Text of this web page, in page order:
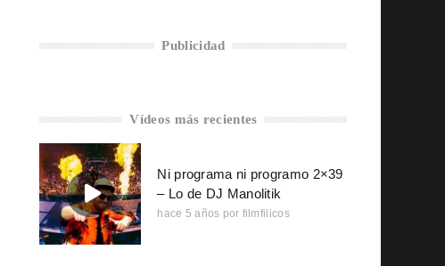
Publicidad
Vídeos más recientes
Ni programa ni programo 2×39
– Lo de DJ Manolitik
hace 5 años por filmfilicos